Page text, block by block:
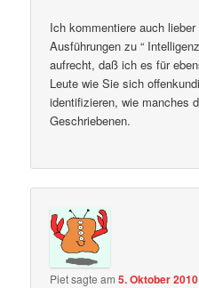
Ich kommentiere auch
Ausführungen zu “
aufrecht, daß ich es für
Leute wie Sie sich
identifizieren, wie manches
Geschriebenen.
Pietsagte am5. Oktober